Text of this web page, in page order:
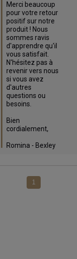
Merci beaucoup
pour votre retour
positif sur notre
produit ! Nous
sommes ravis
d'apprendre qu'il
vous satisfait.
N'hésitez pas à
revenir vers nous
si vous avez
d'autres
questions ou
besoins.
Bien
cordialement,
Romina - Bexley
1